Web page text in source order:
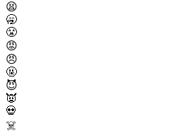
😫
🥱
😤
😡
😠
🤬
😈
👿
💀
☠️